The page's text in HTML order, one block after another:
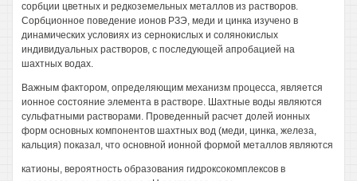
сорбции цветных и редкоземельных металлов из растворов.
Сорбционное поведение ионов РЗЭ, меди и цинка изучено в
динамических условиях из сернокислых и солянокислых
индивидуальных растворов, с последующей апробацией на
шахтных водах.
Важным фактором, определяющим механизм процесса, является
ионное состояние элемента в растворе. Шахтные воды являются
сульфатными растворами. Проведенный расчет долей ионных
форм основных компонентов шахтных вод (меди, цинка, железа,
кальция) показал, что основной ионной формой металлов являются
катионы, вероятность образования гидроксокомплексов в